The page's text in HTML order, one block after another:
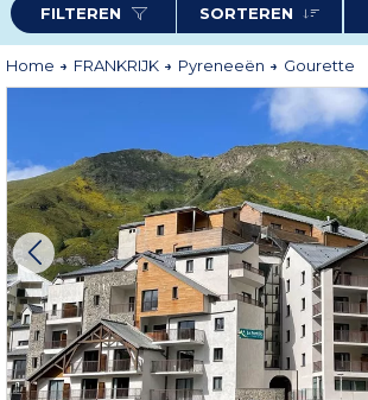
trakteren op een moment van pure ontspanning in
zeker, Gourette zal aan al uw wensen voldoen!
FILTEREN SORTEREN
Home FRANKRIJK Pyreneeën Gourette